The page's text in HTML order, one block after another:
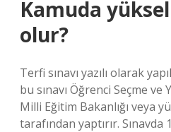
Kamuda
olur?
Terfi sınavı yazılı olarak
bu sınavı Öğrenci Seçme
Milli Eğitim Bakanlığı veya
tarafından yaptırır.